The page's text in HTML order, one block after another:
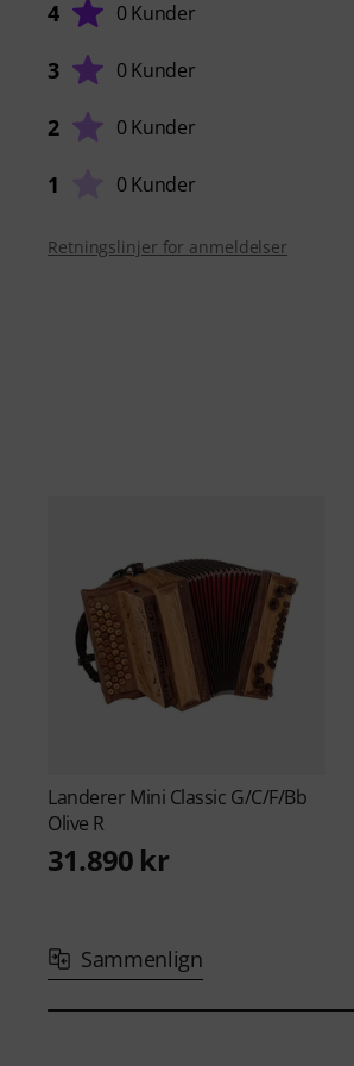
4 0 Kunder
3 0 Kunder
2 0 Kunder
1 0 Kunder
Retningslinjer for anmeldelser
Landerer Mini Classic G/C/F/Bb
Olive R
31.890 kr
Sammenlign